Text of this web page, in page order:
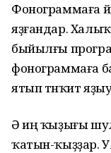
Фонограммаға
яҙғандар.
быйылғы
фонограммаға
ятып тәнҡит
Ə иң ҡыҙығы
ҡатын-ҡыҙҙар.